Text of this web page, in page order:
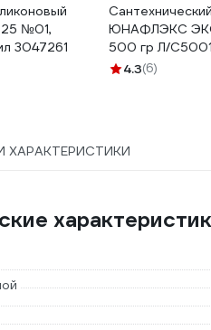
№01,
3047261
ЮНАФЛЭКС
500 гр Л/
4.3(6)
ХАРАКТЕРИСТИКИ